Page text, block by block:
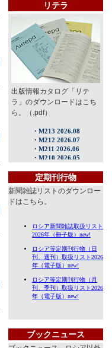
リテラ
出版情報カタログ「リテ
ラ」のダウンロードはこち
ら。（.pdf）
定期刊行物
新聞雑誌リストのダウンロー
ドはこちら。
ブックニュース